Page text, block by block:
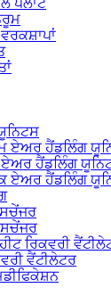
ਪਲਾਂਟ
ਏਅਰ ਹੈਂਡਲਿੰਗ
ਹੈਂਡਲਿੰਗ
ਏਅਰ ਹੈਂਡਲਿੰਗ
ਰਿਕਵਰੀ
ਵੈਂਟੀਲੇਟਰ